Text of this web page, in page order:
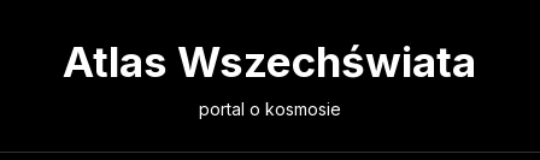
Atlas Wszechświata
portal o kosmosie